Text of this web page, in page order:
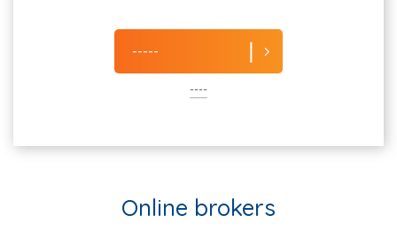
-----
----
Online brokers